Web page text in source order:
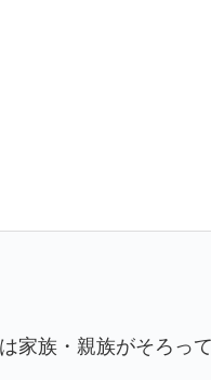
家族・親族がそろっ